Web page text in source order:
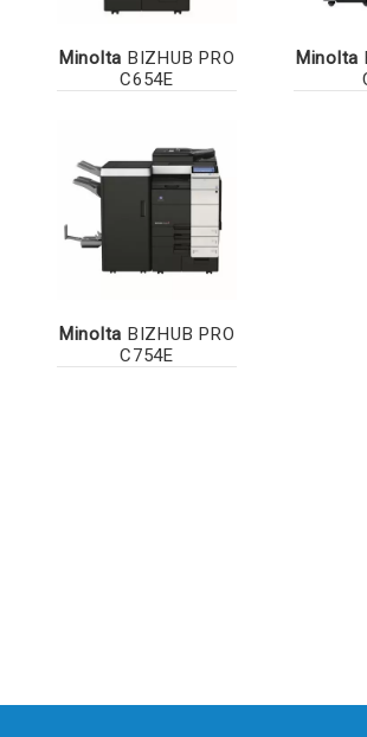
Minolta BIZHUB PRO
C654E
Minolta
Minolta BIZHUB PRO
C754E